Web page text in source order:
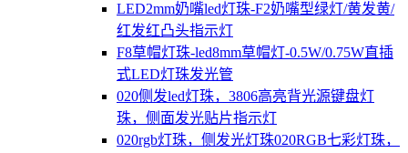
LED2mm奶嘴led灯珠-F2奶嘴型绿灯/黄发黄/
红发红凸头指示灯
F8草帽灯珠-led8mm草帽灯-0.5W/0.75W直插
式LED灯珠发光管
020侧发led灯珠，3806高亮背光源键盘灯
珠，侧面发光贴片指示灯
020rgb灯珠，侧发光灯珠020RGB七彩灯珠，